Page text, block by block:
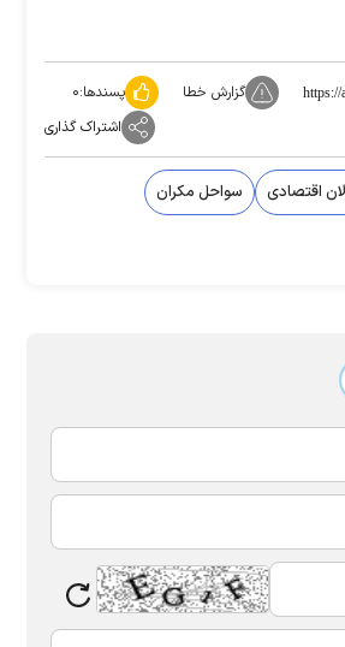
گزارش خطا پسندها:۰
اشتراک گذاری
اقتصادی
سواحل مکران